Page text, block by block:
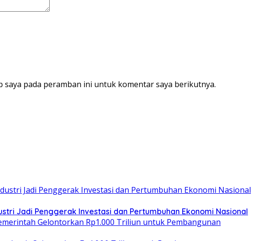
saya pada peramban ini untuk komentar saya berikutnya.
Jadi Penggerak Investasi dan Pertumbuhan Ekonomi Nasional